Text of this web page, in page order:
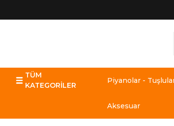
TÜM
KATEGORİLER
Piyanolar -
Aksesuar